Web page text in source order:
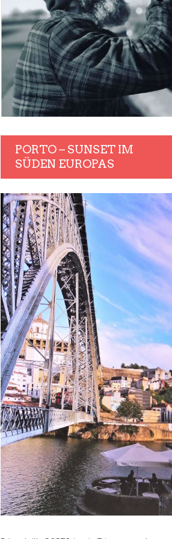
PORTO – SUNSET IM
SÜDEN EUROPAS